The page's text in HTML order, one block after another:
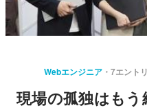
Webエンジニア 7エント
現場の孤独はも